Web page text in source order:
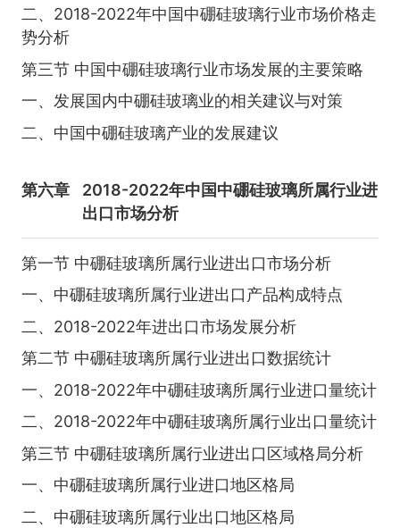
二、2018-2022年中国中硼硅玻璃行业市场价格走
势分析
第三节 中国中硼硅玻璃行业市场发展的主要策略
一、发展国内中硼硅玻璃业的相关建议与对策
二、中国中硼硅玻璃产业的发展建议
第六章
2018-2022年中国中硼硅玻璃所属行业进
出口市场分析
第一节 中硼硅玻璃所属行业进出口市场分析
一、中硼硅玻璃所属行业进出口产品构成特点
二、2018-2022年进出口市场发展分析
第二节 中硼硅玻璃所属行业进出口数据统计
一、2018-2022年中硼硅玻璃所属行业进口量统计
二、2018-2022年中硼硅玻璃所属行业出口量统计
第三节 中硼硅玻璃所属行业进出口区域格局分析
一、中硼硅玻璃所属行业进口地区格局
二、中硼硅玻璃所属行业出口地区格局